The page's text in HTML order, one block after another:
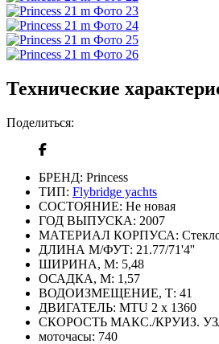
Технические
Поделиться:
БРЕНД: Princess
ТИП: Flybridge yachts
СОСТОЯНИЕ: Не новая
ГОД ВЫПУСКА: 2007
МАТЕРИАЛ КОРПУСА:
ДЛИНА М/ФУТ: 21.77/71'4''
ШИРИНА, М: 5,48
ОСАДКА, М: 1,57
ВОДОИЗМЕЩЕНИЕ, Т: 41
ДВИГАТЕЛЬ: MTU 2 x 1360
СКОРОСТЬ МАКС./КРУИЗ.
моточасы: 740